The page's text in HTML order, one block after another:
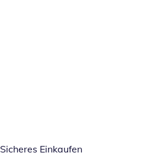
Sicheres Einkaufen